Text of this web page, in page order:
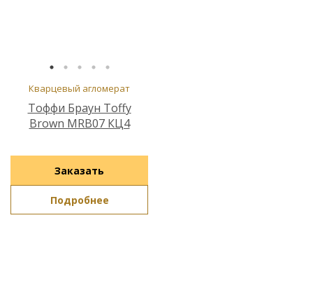
Кварцевый агломерат
Тоффи Браун Toffy
Brown MRB07 КЦ4
Заказать
Подробнее